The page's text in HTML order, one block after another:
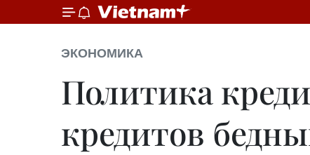
ЭКОНОМИКА
Политика
кредитов